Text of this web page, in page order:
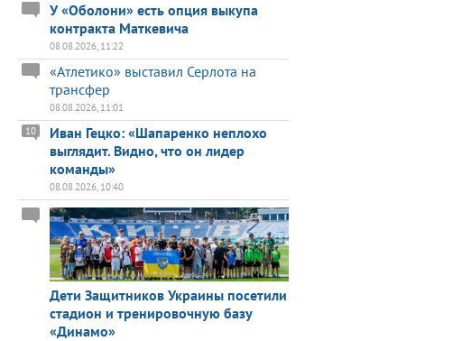
У «Оболони» есть опция выкупа
контракта Маткевича
08.08.2026, 11:22
«Атлетико» выставил Серлота на
трансфер
08.08.2026, 11:01
Иван Гецко: «Шапаренко неплохо
выглядит. Видно, что он лидер
команды»
10
08.08.2026, 10:40
Дети Защитников Украины посетили
стадион и тренировочную базу
«Динамо»